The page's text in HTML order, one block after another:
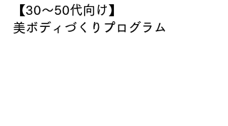
【30～50代向け】
美ボディづくりプログラム